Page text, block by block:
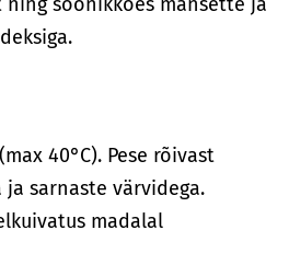
40°C). Pese rõivast
sarnaste värvidega.
madalal